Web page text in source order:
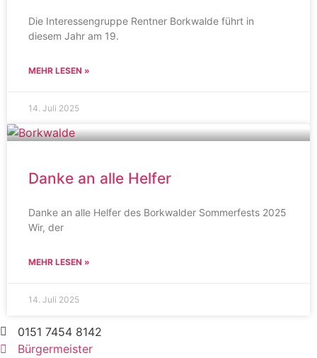
Die Interessengruppe Rentner Borkwalde führt in
diesem Jahr am 19.
MEHR LESEN »
14. Juli 2025
Danke an alle Helfer
Danke an alle Helfer des Borkwalder Sommerfests 2025
Wir, der
MEHR LESEN »
14. Juli 2025
0151 7454 8142
Bürgermeister